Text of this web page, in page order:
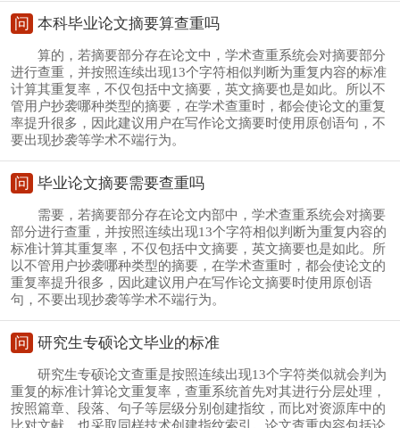
问 本科毕业论文摘要算查重吗
算的，若摘要部分存在论文中，学术查重系统会对摘要部分
进行查重，并按照连续出现13个字符相似判断为重复内容的标准
计算其重复率，不仅包括中文摘要，英文摘要也是如此。所以不
管用户抄袭哪种类型的摘要，在学术查重时，都会使论文的重复
率提升很多，因此建议用户在写作论文摘要时使用原创语句，不
要出现抄袭等学术不端行为。
问 毕业论文摘要需要查重吗
需要，若摘要部分存在论文内部中，学术查重系统会对摘要
部分进行查重，并按照连续出现13个字符相似判断为重复内容的
标准计算其重复率，不仅包括中文摘要，英文摘要也是如此。所
以不管用户抄袭哪种类型的摘要，在学术查重时，都会使论文的
重复率提升很多，因此建议用户在写作论文摘要时使用原创语
句，不要出现抄袭等学术不端行为。
问 研究生专硕论文毕业的标准
研究生专硕论文查重是按照连续出现13个字符类似就会判为
重复的标准计算论文重复率，查重系统首先对其进行分层处理，
按照篇章、段落、句子等层级分别创建指纹，而比对资源库中的
比对文献，也采取同样技术创建指纹索引。论文查重内容包括论